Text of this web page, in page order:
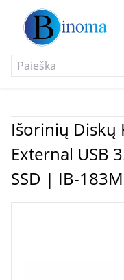
Išorinių Diskų
External USB
SSD | IB-
Type-A |